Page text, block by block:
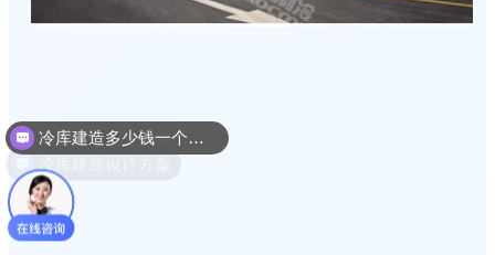
冷库建造设计方案